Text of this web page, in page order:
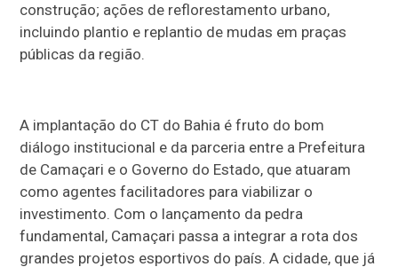
construção; ações de reflorestamento urbano,
incluindo plantio e replantio de mudas em praças
públicas da região.
A implantação do CT do Bahia é fruto do bom
diálogo institucional e da parceria entre a Prefeitura
de Camaçari e o Governo do Estado, que atuaram
como agentes facilitadores para viabilizar o
investimento. Com o lançamento da pedra
fundamental, Camaçari passa a integrar a rota dos
grandes projetos esportivos do país. A cidade, que já